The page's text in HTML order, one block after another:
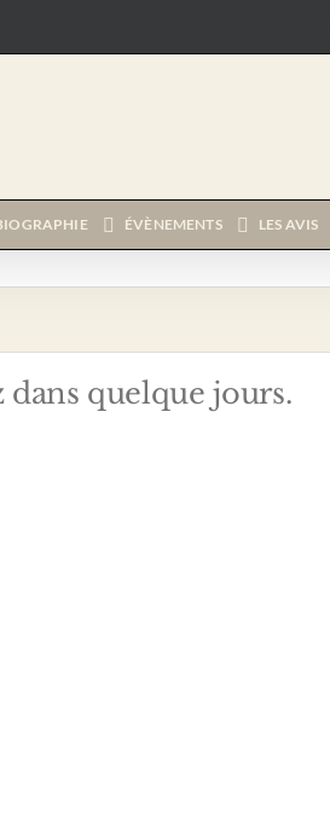
ÉVÈNEMENTS LES AVIS
quelque jours.